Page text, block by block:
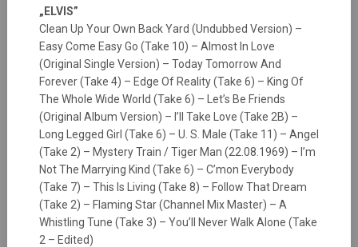
„ELVIS”
Clean Up Your Own Back Yard (Undubbed Version) –
Easy Come Easy Go (Take 10) – Almost In Love
(Original Single Version) – Today Tomorrow And
Forever (Take 4) – Edge Of Reality (Take 6) – King Of
The Whole Wide World (Take 6) – Let’s Be Friends
(Original Album Version) – I’ll Take Love (Take 2B) –
Long Legged Girl (Take 6) – U. S. Male (Take 11) – Angel
(Take 2) – Mystery Train / Tiger Man (22.08.1969) – I’m
Not The Marrying Kind (Take 6) – C’mon Everybody
(Take 7) – This Is Living (Take 8) – Follow That Dream
(Take 2) – Flaming Star (Channel Mix Master) – A
Whistling Tune (Take 3) – You’ll Never Walk Alone (Take
2 – Edited)